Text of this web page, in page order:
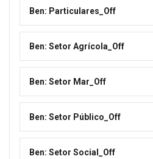
Ben: Particulares_Off
Ben: Setor Agrícola_Off
Ben: Setor Mar_Off
Ben: Setor Público_Off
Ben: Setor Social_Off